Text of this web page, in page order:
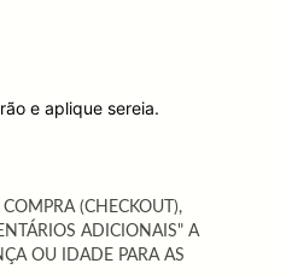
e aplique sereia.
(CHECKOUT),
ADICIONAIS" A
OU IDADE PARA AS